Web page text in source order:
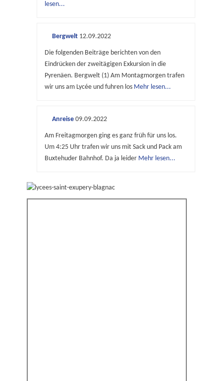
lesen...
Bergwelt 12.09.2022
Die folgenden Beiträge berichten von den
Eindrücken der zweitägigen Exkursion in die
Pyrenäen. Bergwelt (1) Am Montagmorgen trafen
wir uns am Lycée und fuhren los Mehr lesen...
Anreise 09.09.2022
Am Freitagmorgen ging es ganz früh für uns los.
Um 4:25 Uhr trafen wir uns mit Sack und Pack am
Buxtehuder Bahnhof. Da ja leider Mehr lesen...